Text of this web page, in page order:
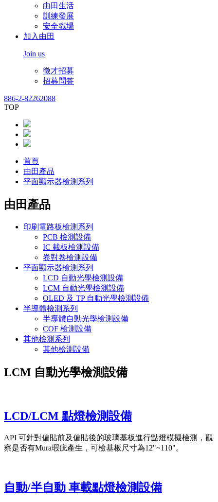
由田生活
訓練發展
安全職場
加入由田
Join us
徵才招募
招募問答
886-2-82262088
TOP
首頁
由田產品
平面顯示器檢測系列
由田產品
印刷電路板檢測系列
PCB 檢測設備
IC 載板檢測設備
卷對卷檢測設備
平面顯示器檢測系列
LCD 自動光學檢測設備
LCM 自動光學檢測設備
OLED 及 TP 自動光學檢測設備
半導體檢測系列
半導體自動光學檢測設備
COF 檢測設備
其他檢測系列
其他檢測設備
LCM 自動光學檢測設備
LCD/LCM 點燈檢測設備
API 可針對偏貼前及偏貼後的玻璃基板進行點燈模擬檢測，觀
察是否有Mura瑕疵產生，可檢基板尺寸為12"~110"。
自動/半自動 車載點燈檢測設備